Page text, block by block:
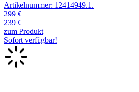
Artikelnummer: 12414949.1.
299 €
239 €
zum Produkt
Sofort verfügbar!